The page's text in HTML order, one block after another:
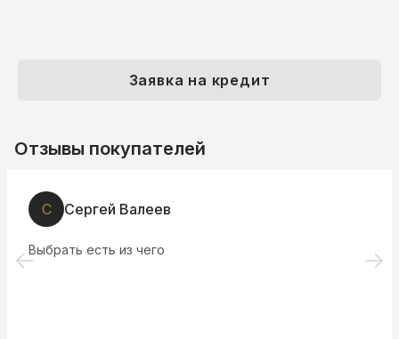
Заявка на кредит
Отзывы покупателей
С Сергей Валеев
Выбрать есть из чего